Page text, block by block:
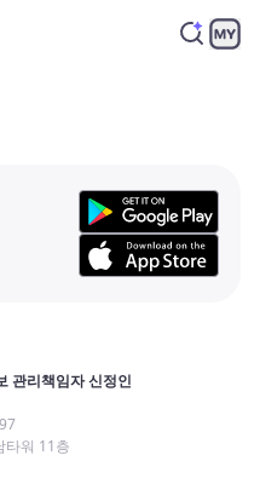
관리책임자 신정인
타워 11층